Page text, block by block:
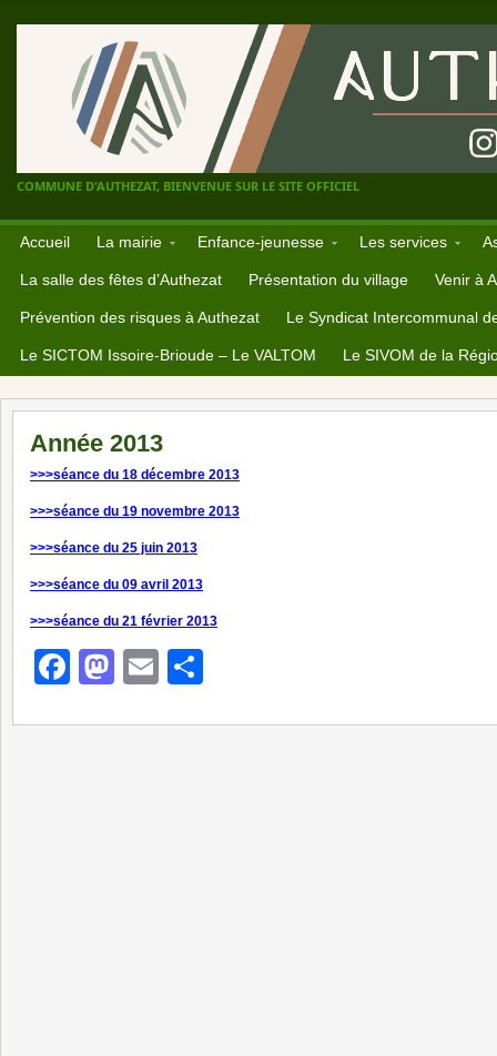
COMMUNE D'AUTHEZAT, BIENVENUE SUR LE SITE OFFICIEL
Accueil La mairie Enfance-jeunesse Les services
La salle des fêtes d’Authezat Présentation du village Venir à
Prévention des risques à Authezat Le Syndicat Intercommunal
Le SICTOM Issoire-Brioude – Le VALTOM Le SIVOM de la
Année 2013
>>>séance du 18 décembre 2013
>>>séance du 19 novembre 2013
>>>séance du 25 juin 2013
>>>séance du 09 avril 2013
>>>séance du 21 février 2013
Facebook
Mastodon
Email